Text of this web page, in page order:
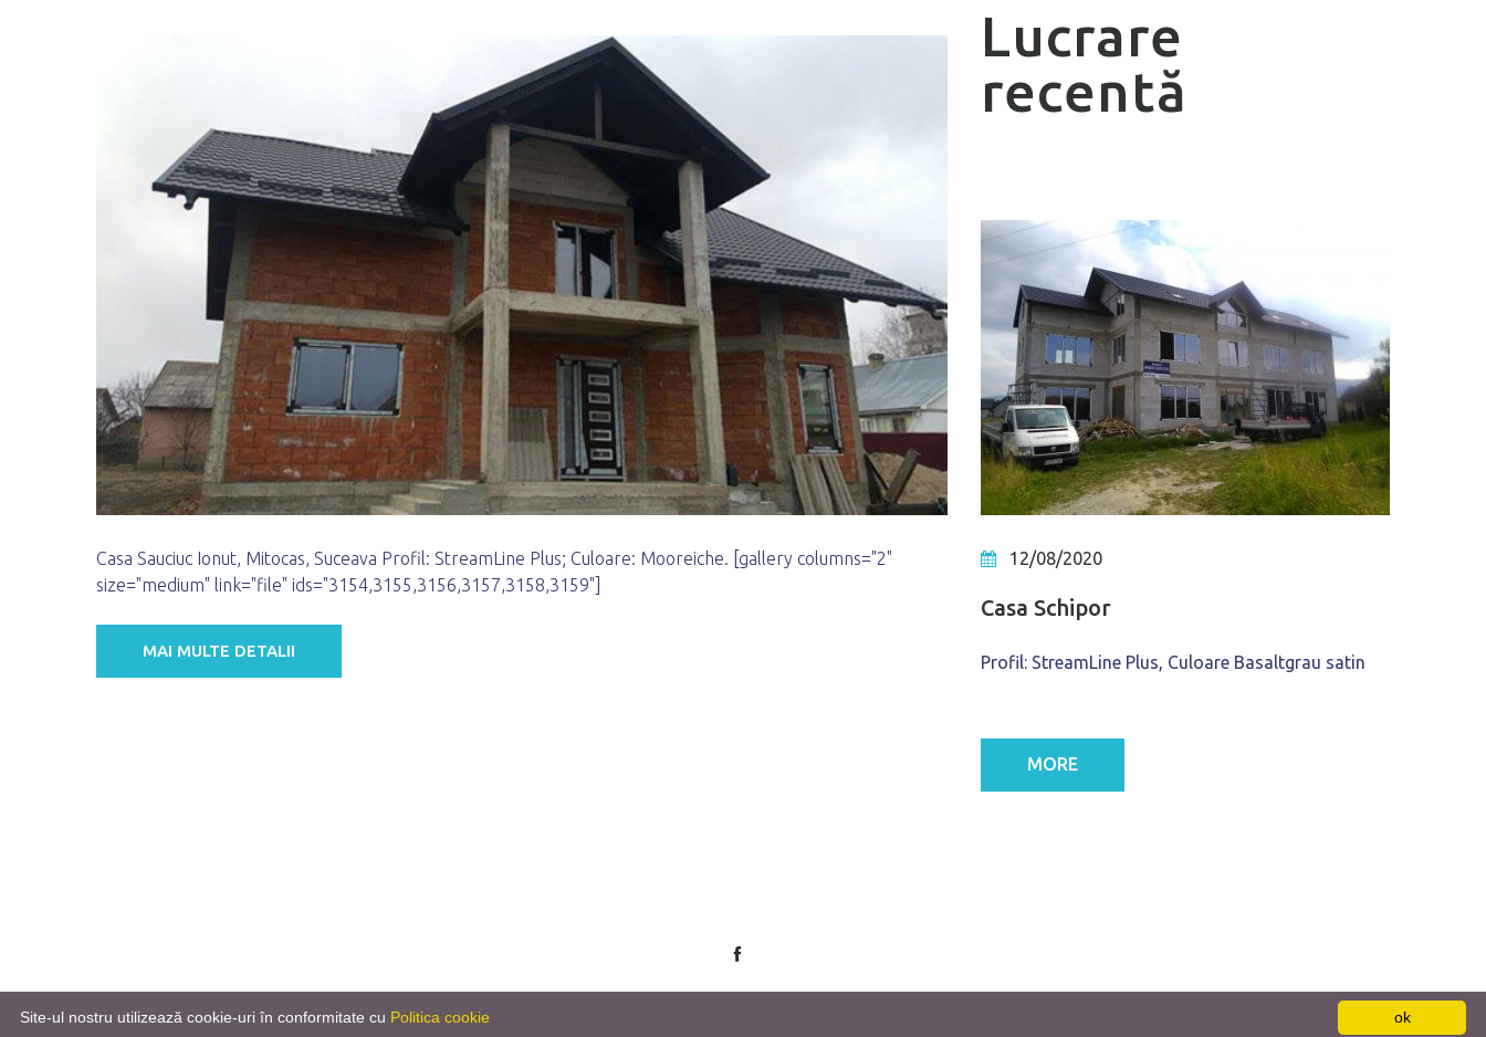
Casa Sauciuc Ionut, Mitocas, Suceava Profil: StreamLine Plus; Culoare: Mooreiche. [gallery columns="2"
size="medium" link="file" ids="3154,3155,3156,3157,3158,3159"]
MAI MULTE DETALII
Lucrare
recentă
12/08/2020
Casa Schipor
Profil: StreamLine Plus, Culoare Basaltgrau satin
MORE
ok
Site-ul nostru utilizează cookie-uri în conformitate cu Politica cookie